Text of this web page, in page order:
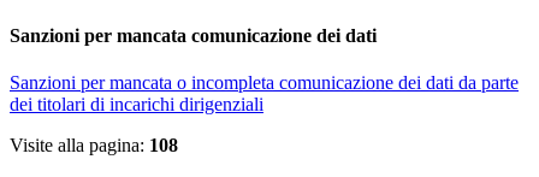
Sanzioni per mancata comunicazione dei dati
Sanzioni per mancata o incompleta comunicazione dei dati da parte
dei titolari di incarichi dirigenziali
Visite alla pagina: 108